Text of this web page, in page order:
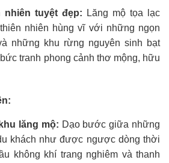
nhiên tuyệt đẹp: Lăng mộ tọa lạc
nhiên hùng vĩ với những ngọn
những khu rừng nguyên sinh bạt
tranh phong cảnh thơ mộng, hữu
lăng mộ: Dạo bước giữa những
khách như được ngược dòng thời
không khí trang nghiêm và thanh